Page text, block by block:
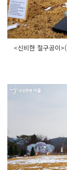
<신비한 절구공이